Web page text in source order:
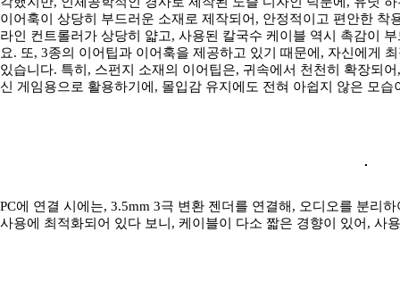
이어훅이 상당히 부드러운 소재로 제작되어, 안정적이고 편안한
라인 컨트롤러가 상당히 얇고, 사용된 칼국수 케이블 역시 촉감이
요. 또, 3종의 이어팁과 이어훅을 제공하고 있기 때문에, 자신에게
있습니다. 특히, 스펀지 소재의 이어팁은, 귀속에서 천천히 확장되
신 게임용으로 활용하기에, 몰입감 유지에도 전혀 아쉽지 않은 모습
PC에 연결 시에는, 3.5mm 3극 변환 젠더를 연결해, 오디오를 분리
사용에 최적화되어 있다 보니, 케이블이 다소 짧은 경향이 있어, 사